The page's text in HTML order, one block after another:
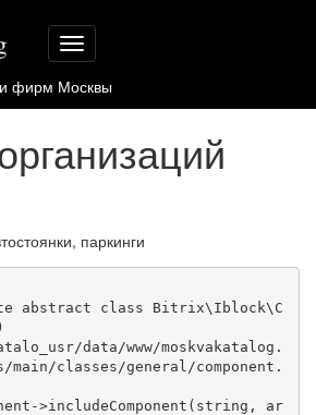
Меню
сайта
и фирм Москвы
паркинги
abstract class Bitrix\Iblock\C
data/www/moskvakatalog.
classes/general/component.
>includeComponent(string, ar